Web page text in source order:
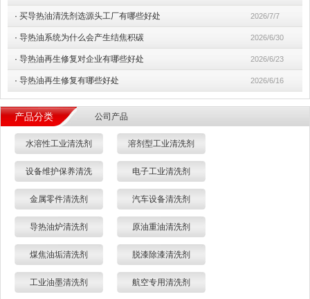
· 买导热油清洗剂选源头工厂有哪些好处 2026/7/7
· 导热油系统为什么会产生结焦积碳 2026/6/30
· 导热油再生修复对企业有哪些好处 2026/6/23
· 导热油再生修复有哪些好处 2026/6/16
产品分类 公司产品
水溶性工业清洗剂 溶剂型工业清洗剂
设备维护保养清洗 电子工业清洗剂
金属零件清洗剂 汽车设备清洗剂
导热油炉清洗剂 原油重油清洗剂
煤焦油垢清洗剂 脱漆除漆清洗剂
工业油墨清洗剂 航空专用清洗剂